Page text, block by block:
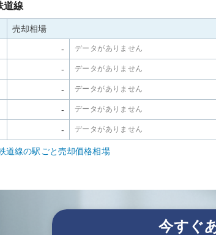
道線
売却相場
- データがありません
- データがありません
- データがありません
- データがありません
- データがありません
道線の駅ごと売却価格相場
今すぐ